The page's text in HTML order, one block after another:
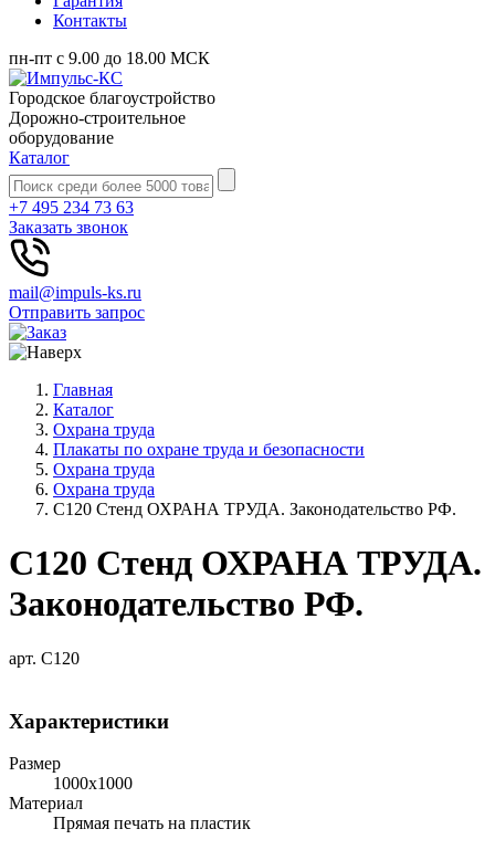
Контакты
пн-пт с 9.00 до 18.00 МСК
Городское благоустройство
Дорожно-строительное
оборудование
Каталог
+7 495 234 73 63
Заказать звонок
mail@impuls-ks.ru
Отправить запрос
Главная
Каталог
Охрана труда
Плакаты по охране труда и безопасности
Охрана труда
Охрана труда
С120 Стенд ОХРАНА ТРУДА. Законодательство РФ.
С120 Стенд ОХРАНА ТРУДА.
Законодательство РФ.
арт. С120
Характеристики
Размер
1000х1000
Материал
Прямая печать на пластик